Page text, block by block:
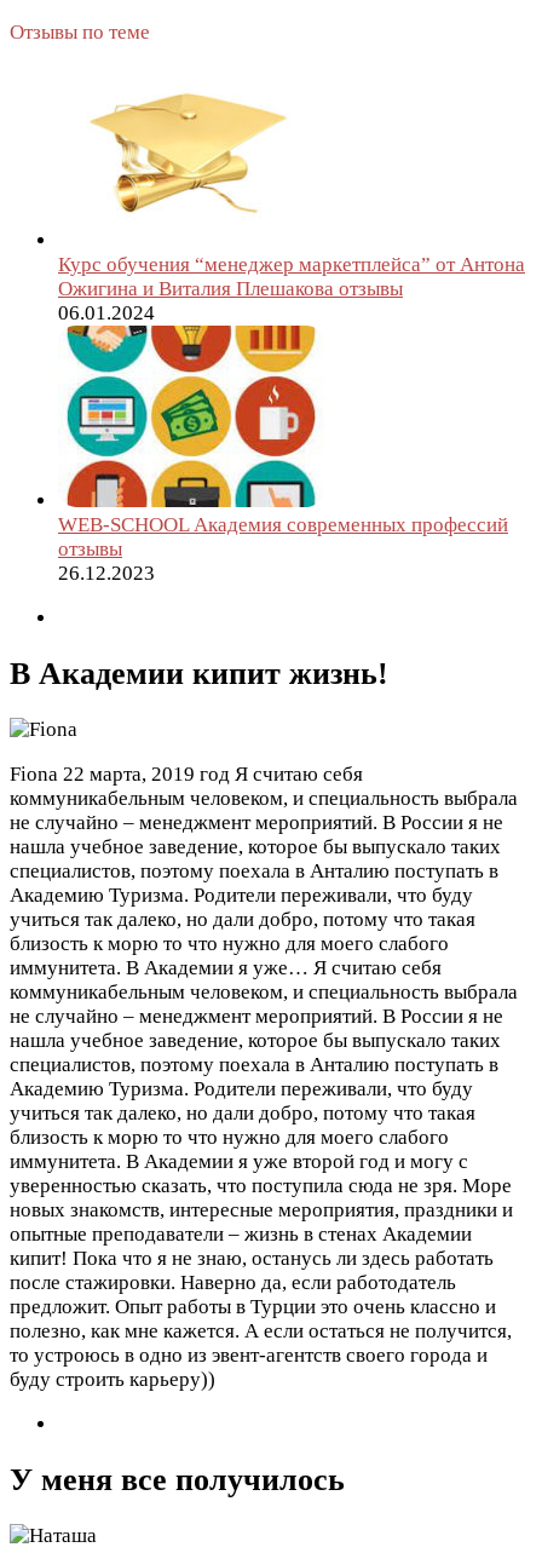
Отзывы по теме
Курс обучения “менеджер маркетплейса” от Антона
Ожигина и Виталия Плешакова отзывы
06.01.2024
WEB-SCHOOL Академия современных профессий
отзывы
26.12.2023
В Академии кипит жизнь!
Fiona 22 марта, 2019 год Я считаю себя
коммуникабельным человеком, и специальность выбрала
не случайно – менеджмент мероприятий. В России я не
нашла учебное заведение, которое бы выпускало таких
специалистов, поэтому поехала в Анталию поступать в
Академию Туризма. Родители переживали, что буду
учиться так далеко, но дали добро, потому что такая
близость к морю то что нужно для моего слабого
иммунитета. В Академии я уже… Я считаю себя
коммуникабельным человеком, и специальность выбрала
не случайно – менеджмент мероприятий. В России я не
нашла учебное заведение, которое бы выпускало таких
специалистов, поэтому поехала в Анталию поступать в
Академию Туризма. Родители переживали, что буду
учиться так далеко, но дали добро, потому что такая
близость к морю то что нужно для моего слабого
иммунитета. В Академии я уже второй год и могу с
уверенностью сказать, что поступила сюда не зря. Море
новых знакомств, интересные мероприятия, праздники и
опытные преподаватели – жизнь в стенах Академии
кипит! Пока что я не знаю, останусь ли здесь работать
после стажировки. Наверно да, если работодатель
предложит. Опыт работы в Турции это очень классно и
полезно, как мне кажется. А если остаться не получится,
то устроюсь в одно из эвент-агентств своего города и
буду строить карьеру))
У меня все получилось